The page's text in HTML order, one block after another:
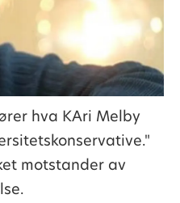
hva KAri Melby
motstander av